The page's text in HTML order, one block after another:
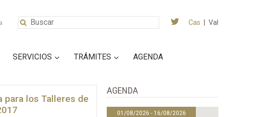
Cas Val
SERVICIOS TRÁMITES AGENDA
para los Talleres de
AGENDA
01/08/2026 - 16/08/2026